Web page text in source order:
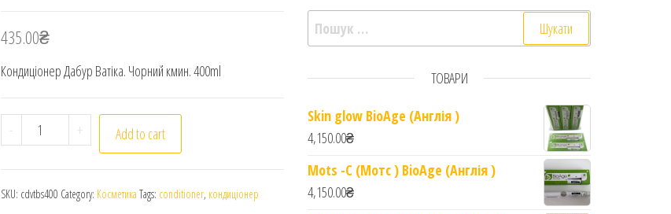
435.00₴
Кондиціонер Дабур Ватіка. Чорний кмин. 400ml
- Кондиціонер Дабур Ватіка. Чорний кмин. Dabur Vatika Black Seed. Strength and Shine. 400ml quantity
+ Add to cart
SKU: cdvtbs400 Category: Косметика Tags: conditioner, кондиціонер
Пошук:
ТОВАРИ
Skin glow BioAge (Англія )
4,150.00₴
Mots -C (Мотс ) BioAge (Англія )
4,150.00₴